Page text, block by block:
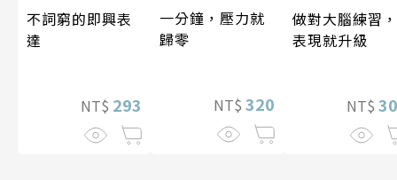
不詞窮的即興表
達
NT$ 293
一分鐘，壓力就
歸零
NT$ 320
做對大腦練習，
表現就升級
NT$